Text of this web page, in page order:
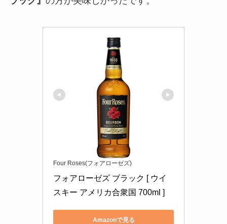
Four Roses(フォアローゼズ)
フォアローゼズ ブラック [ ウイ
スキー アメリカ合衆国 700ml ]
Amazonで見る